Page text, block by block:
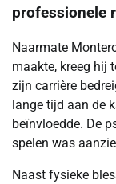
professionele
Naarmate
maakte, kreeg hij
zijn carrière
lange tijd aan de
beïnvloedde. De
spelen was
Naast fysieke